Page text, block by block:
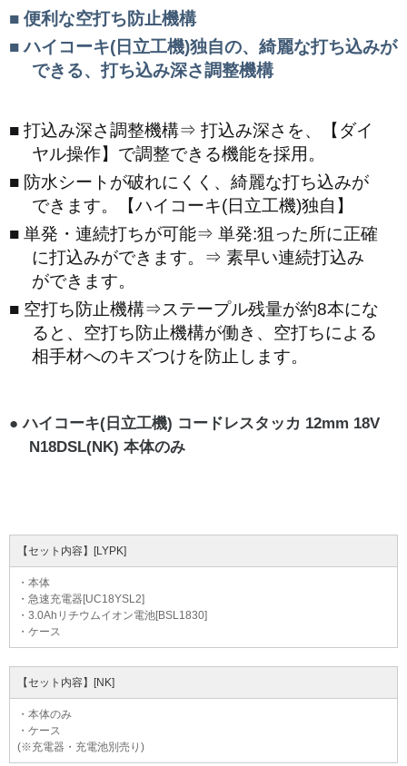
便利な空打ち防止機構
ハイコーキ(日立工機)独自の、綺麗な打ち込みが
できる、打ち込み深さ調整機構
打込み深さ調整機構⇒ 打込み深さを、【ダイ
ヤル操作】で調整できる機能を採用。
防水シートが破れにくく、綺麗な打ち込みが
できます。【ハイコーキ(日立工機)独自】
単発・連続打ちが可能⇒ 単発:狙った所に正確
に打込みができます。⇒ 素早い連続打込み
ができます。
空打ち防止機構⇒ステープル残量が約8本にな
ると、空打ち防止機構が働き、空打ちによる
相手材へのキズつけを防止します。
ハイコーキ(日立工機) コードレスタッカ 12mm 18V
N18DSL(NK) 本体のみ
【セット内容】[LYPK]
・本体
・急速充電器[UC18YSL2]
・3.0Ahリチウムイオン電池[BSL1830]
・ケース
【セット内容】[NK]
・本体のみ
・ケース
(※充電器・充電池別売り)